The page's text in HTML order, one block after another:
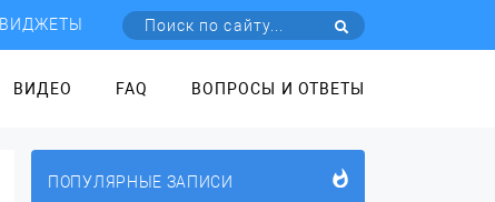
ВИДЖЕТЫ
ВИДЕО FAQ ВОПРОСЫ И ОТВЕТЫ
ПОПУЛЯРНЫЕ ЗАПИСИ